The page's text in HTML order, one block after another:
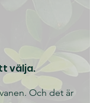
välja.
Och det är